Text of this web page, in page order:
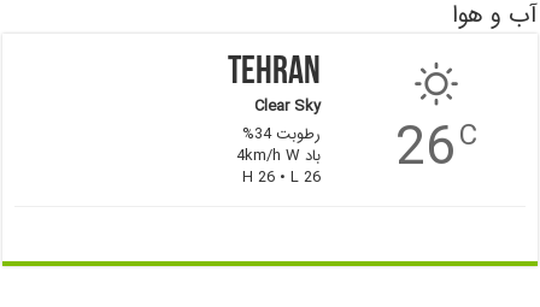
آب و هوا
26C
Tehran
Clear Sky
رطوبت 34%
باد 4km/h W
H 26 • L 26